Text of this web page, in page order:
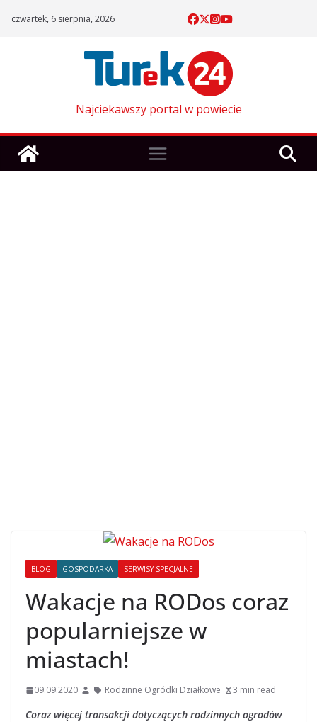
czwartek, 6 sierpnia, 2026
Najciekawszy portal w powiecie
BLOG GOSPODARKA SERWISY SPECJALNE
Wakacje na RODos coraz
popularniejsze w
miastach!
09.09.2020 Rodzinne Ogródki Działkowe 3 min read
Coraz więcej transakcji dotyczących rodzinnych ogrodów